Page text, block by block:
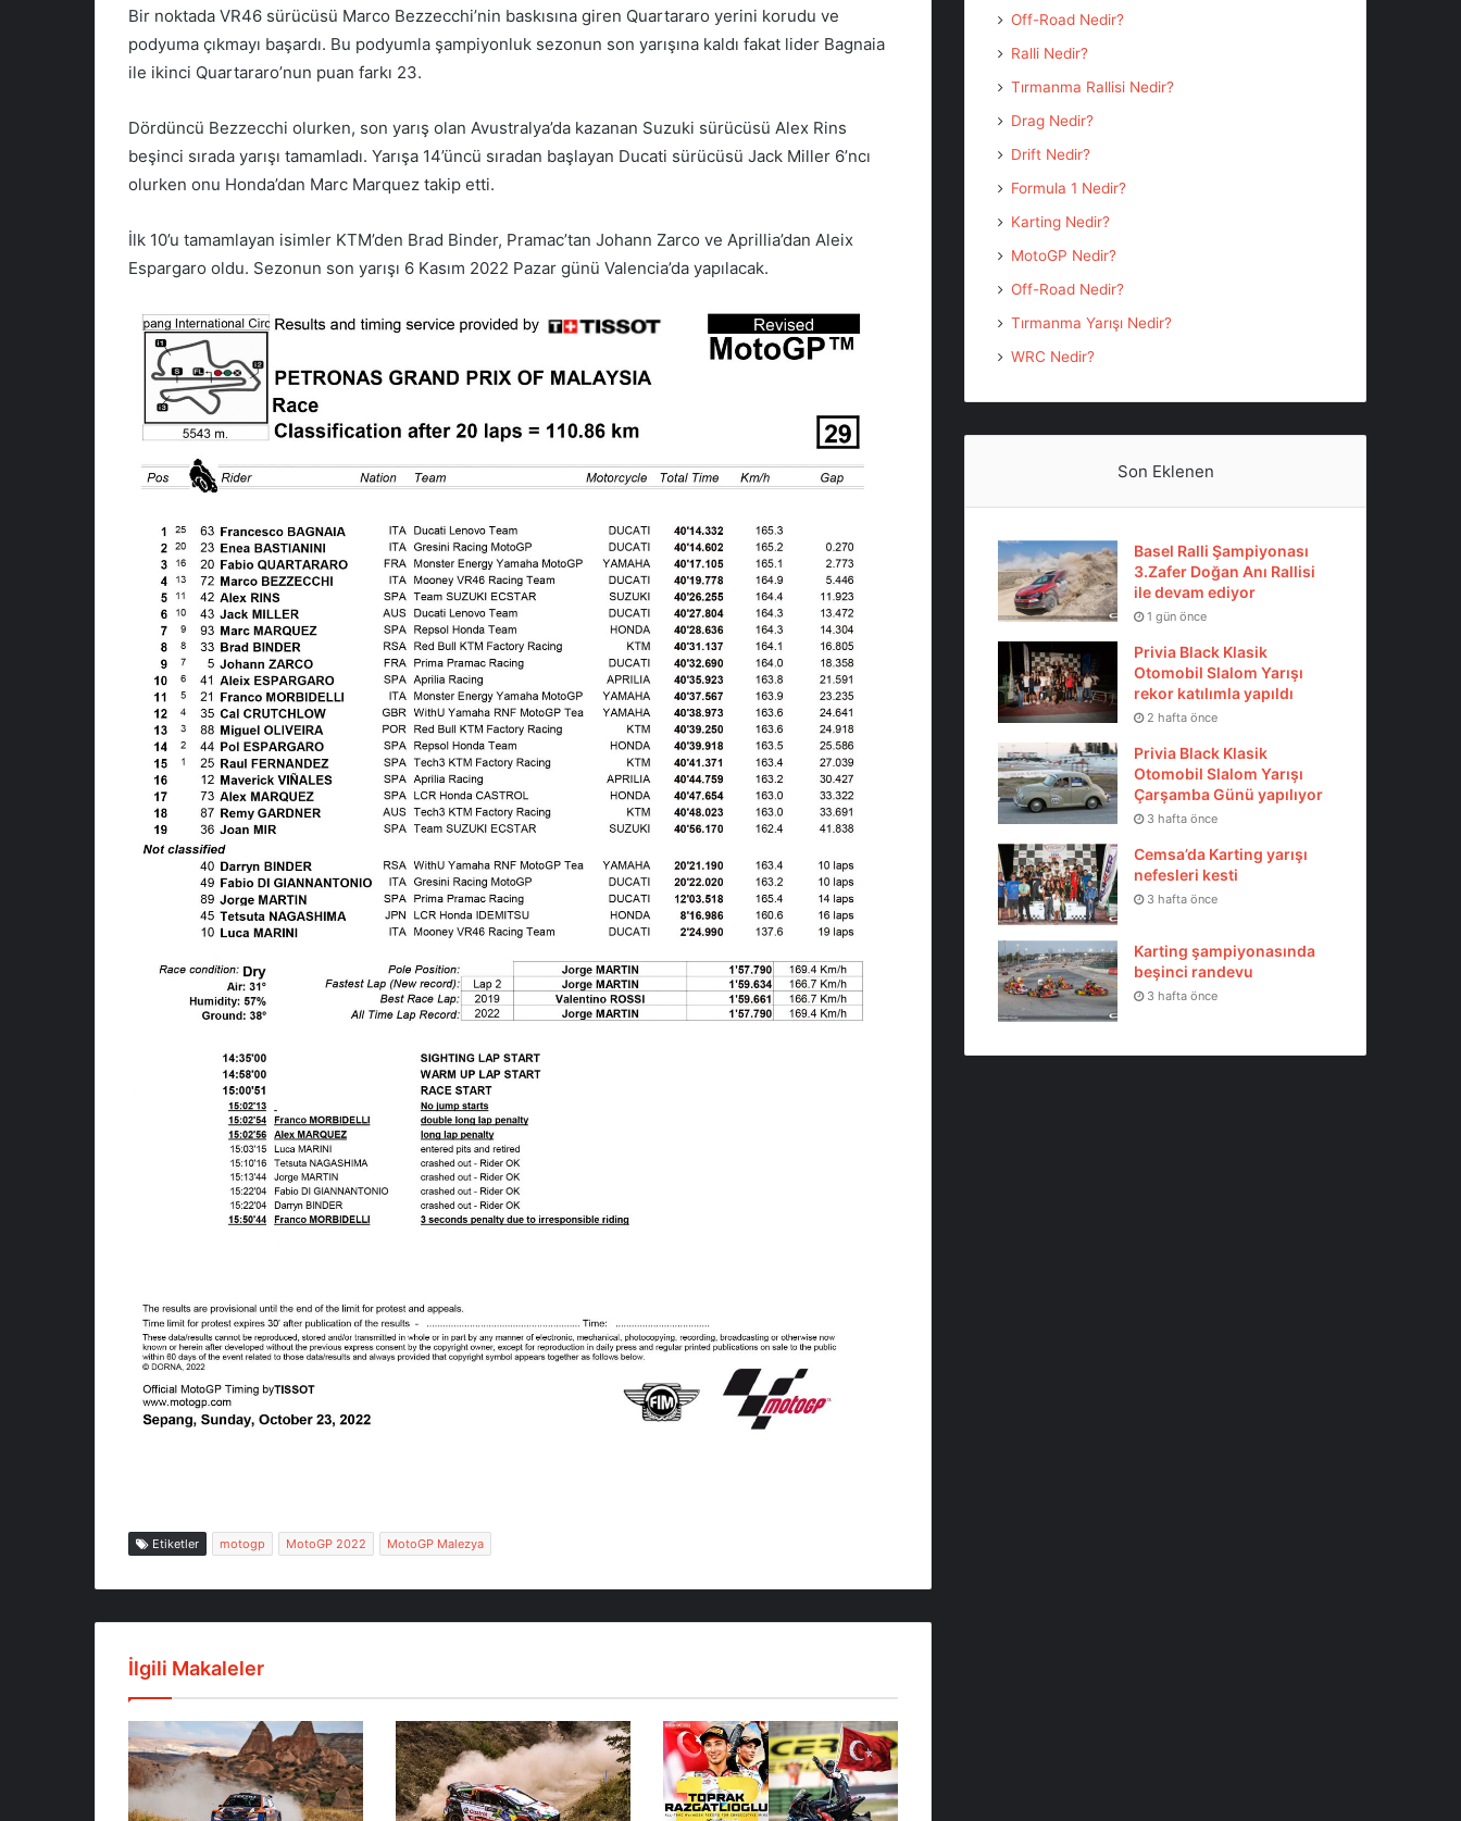
Bir noktada VR46 sürücüsü Marco Bezzecchi’nin baskısına giren Quartararo yerini korudu ve
podyuma çıkmayı başardı. Bu podyumla şampiyonluk sezonun son yarışına kaldı fakat lider Bagnaia
ile ikinci Quartararo’nun puan farkı 23.
Dördüncü Bezzecchi olurken, son yarış olan Avustralya’da kazanan Suzuki sürücüsü Alex Rins
beşinci sırada yarışı tamamladı. Yarışa 14’üncü sıradan başlayan Ducati sürücüsü Jack Miller 6’ncı
olurken onu Honda’dan Marc Marquez takip etti.
İlk 10’u tamamlayan isimler KTM’den Brad Binder, Pramac’tan Johann Zarco ve Aprillia’dan Aleix
Espargaro oldu. Sezonun son yarışı 6 Kasım 2022 Pazar günü Valencia’da yapılacak.
Etiketler motogp MotoGP 2022 MotoGP Malezya
İlgili Makaleler
Off-Road Nedir?
Ralli Nedir?
Tırmanma Rallisi Nedir?
Drag Nedir?
Drift Nedir?
Formula 1 Nedir?
Karting Nedir?
MotoGP Nedir?
Off-Road Nedir?
Tırmanma Yarışı Nedir?
WRC Nedir?
Son Eklenen
Basel Ralli Şampiyonası
3.Zafer Doğan Anı Rallisi
ile devam ediyor
1 gün önce
Privia Black Klasik
Otomobil Slalom Yarışı
rekor katılımla yapıldı
2 hafta önce
Privia Black Klasik
Otomobil Slalom Yarışı
Çarşamba Günü yapılıyor
3 hafta önce
Cemsa’da Karting yarışı
nefesleri kesti
3 hafta önce
Karting şampiyonasında
beşinci randevu
3 hafta önce